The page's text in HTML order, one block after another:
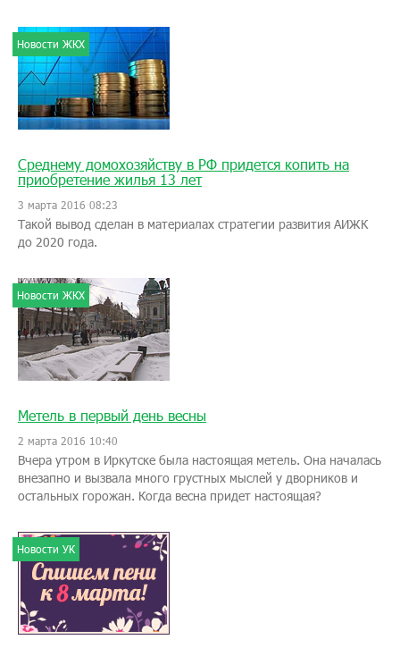
Новости ЖКХ
Среднему домохозяйству в РФ придется копить на
приобретение жилья 13 лет
3 марта 2016 08:23
Такой вывод сделан в материалах стратегии развития АИЖК
до 2020 года.
Новости ЖКХ
Метель в первый день весны
2 марта 2016 10:40
Вчера утром в Иркутске была настоящая метель. Она началась
внезапно и вызвала много грустных мыслей у дворников и
остальных горожан. Когда весна придет настоящая?
Новости УК